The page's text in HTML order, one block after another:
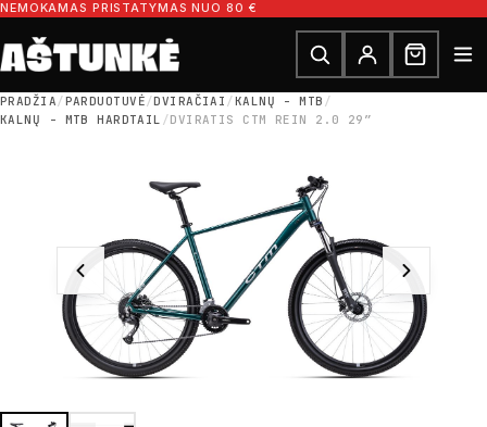
Pereiti prie turinio
NEMOKAMAS PRISTATYMAS NUO 80 €
Ieškoti dalių
Ieškoti
PRADŽIA/PARDUOTUVĖ/DVIRAČIAI /KALNŲ - MTB /
KALNŲ - MTB HARDTAIL /DVIRATIS CTM REIN 2.0 29″